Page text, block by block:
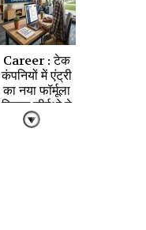
Career : टेक
कंपनियों में एंट्री
का नया फॉर्मूला
दिग्गज सीईओ ने
बताए करियर